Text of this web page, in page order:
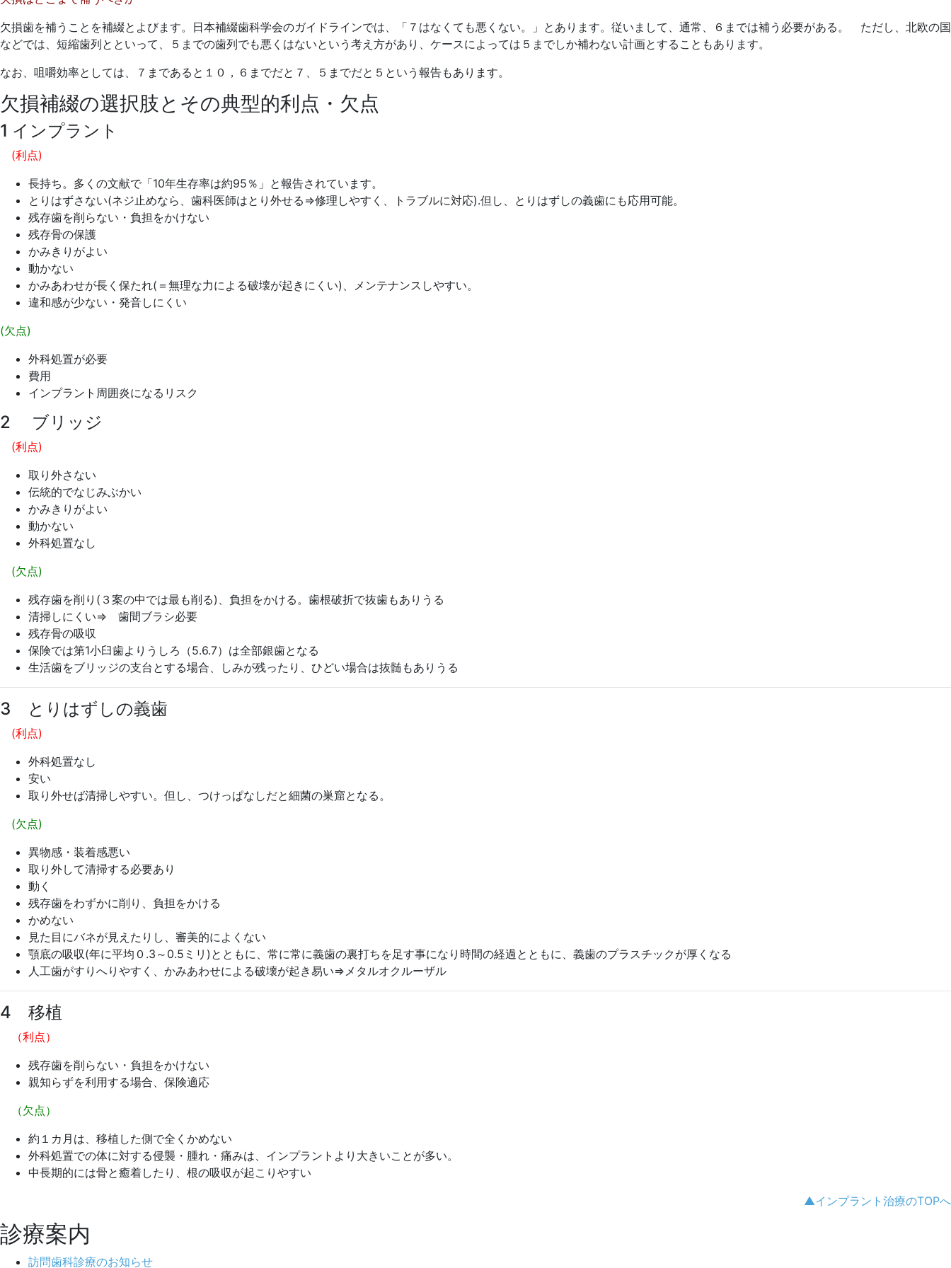
欠損歯を補うことを補綴とよびます。日本補綴歯科学会のガイドラインでは、「７はなくても悪くない。」とあります。従いまして、通常、６までは補う必要がある。 ただし、北欧の国
などでは、短縮歯列とといって、５までの歯列でも悪くはないという考え方があり、ケースによっては５までしか補わない計画とすることもあります。
なお、咀嚼効率としては、７まであると１０，６までだと７、５までだと５という報告もあります。
欠損補綴の選択肢とその典型的利点・欠点
1 インプラント
(利点)
長持ち。多くの文献で「10年生存率は約95％」と報告されています。
とりはずさない(ネジ止めなら、歯科医師はとり外せる⇒修理しやすく、トラブルに対応).但し、とりはずしの義歯にも応用可能。
残存歯を削らない・負担をかけない
残存骨の保護
かみきりがよい
動かない
かみあわせが長く保たれ(＝無理な力による破壊が起きにくい)、メンテナンスしやすい。
違和感が少ない・発音しにくい
(欠点)
外科処置が必要
費用
インプラント周囲炎になるリスク
2 ブリッジ
(利点)
取り外さない
伝統的でなじみぶかい
かみきりがよい
動かない
外科処置なし
(欠点)
残存歯を削り(３案の中では最も削る)、負担をかける。歯根破折で抜歯もありうる
清掃しにくい⇒ 歯間ブラシ必要
残存骨の吸収
保険では第1小臼歯よりうしろ（5.6.7）は全部銀歯となる
生活歯をブリッジの支台とする場合、しみが残ったり、ひどい場合は抜髄もありうる
3 とりはずしの義歯
(利点)
外科処置なし
安い
取り外せば清掃しやすい。但し、つけっぱなしだと細菌の巣窟となる。
(欠点)
異物感・装着感悪い
取り外して清掃する必要あり
動く
残存歯をわずかに削り、負担をかける
かめない
見た目にバネが見えたりし、審美的によくない
顎底の吸収(年に平均０.3～0.5ミリ)とともに、常に常に義歯の裏打ちを足す事になり時間の経過とともに、義歯のプラスチックが厚くなる
人工歯がすりへりやすく、かみあわせによる破壊が起き易い⇒メタルオクルーザル
4 移植
（利点）
残存歯を削らない・負担をかけない
親知らずを利用する場合、保険適応
（欠点）
約１カ月は、移植した側で全くかめない
外科処置での体に対する侵襲・腫れ・痛みは、インプラントより大きいことが多い。
中長期的には骨と癒着したり、根の吸収が起こりやすい
▲インプラント治療のTOPへ
診療案内
訪問歯科診療のお知らせ